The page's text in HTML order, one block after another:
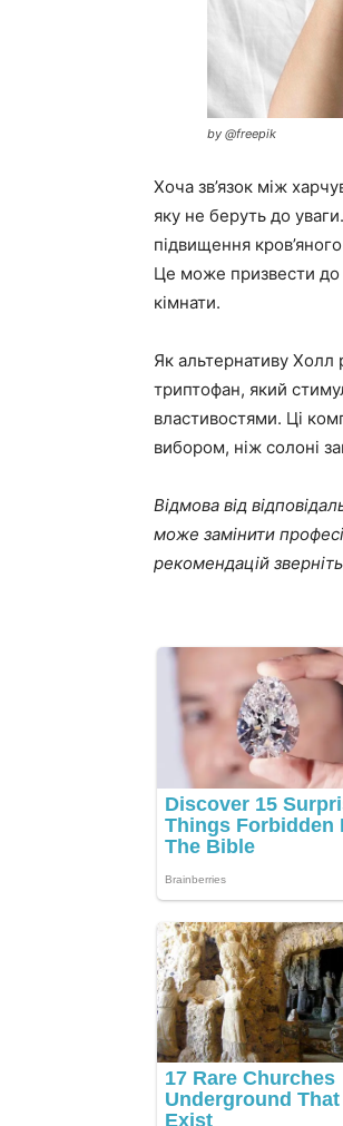
by @freepik
Хоча зв’язок між
яку не беруть до
підвищення
Це може призвести до
кімнати.
Як альтернативу Холл
триптофан, який
властивостями. Ці
вибором, ніж солоні
Відмова від
може замінити
рекомендацій